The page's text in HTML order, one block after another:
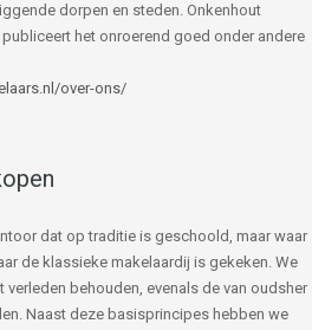
dorpen en steden. Onkenhout
het onroerend goed onder andere
over-ons/
dat op traditie is geschoold, maar waar
de klassieke makelaardij is gekeken. We
behouden, evenals de van oudsher
Naast deze basisprincipes hebben we